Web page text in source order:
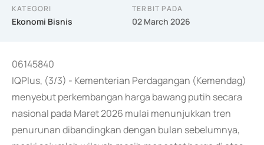
KATEGORI
Ekonomi Bisnis
TERBIT PADA
02 March 2026
06145840
IQPlus, (3/3) - Kementerian Perdagangan (Kemendag)
menyebut perkembangan harga bawang putih secara
nasional pada Maret 2026 mulai menunjukkan tren
penurunan dibandingkan dengan bulan sebelumnya,